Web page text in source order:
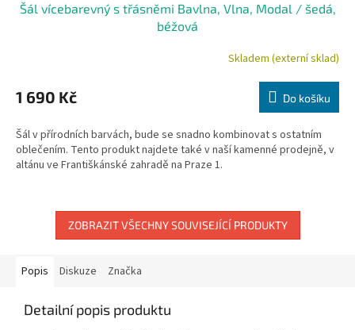
Šál vícebarevný s třásněmi Bavlna, Vlna, Modal / šedá,
béžová
Skladem (externí sklad)
1 690 Kč Do košíku
Šál v přírodních barvách, bude se snadno kombinovat s ostatním
oblečením. Tento produkt najdete také v naší­ kamenné prodejně, v
altánu ve Františkánské zahradě na Praze 1.
ZOBRAZIT VŠECHNY SOUVISEJÍCÍ PRODUKTY
Popis Diskuze Značka
Detailní popis produktu